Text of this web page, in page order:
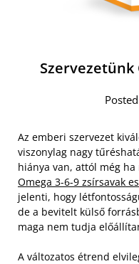
Szervezetünk
Az emberi szervezet
viszonylag nagy
hiánya van, attól még
Omega 3-6-9 zsírsavak
jelenti, hogy
de a bevitelt külső
maga nem tudja
A változatos étrend